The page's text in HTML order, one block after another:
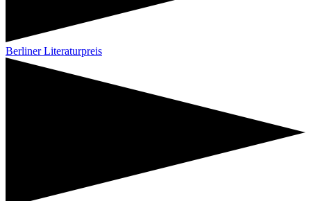
Berliner Literaturpreis